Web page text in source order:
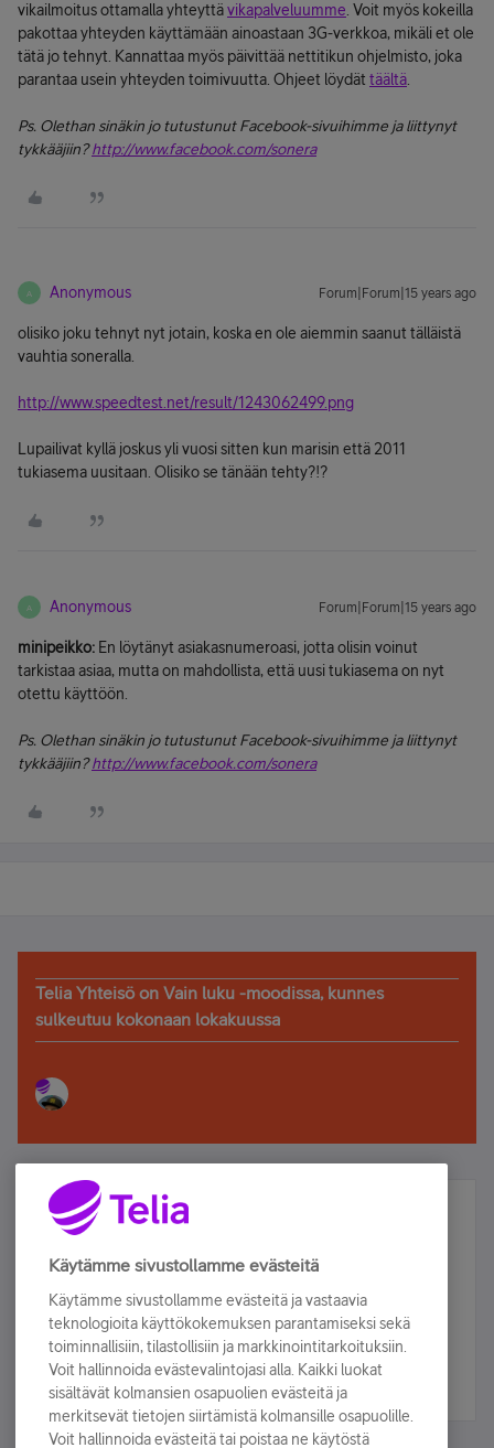
vikailmoitus ottamalla yhteyttävikapalveluumme . Voit myös kokeilla
pakottaa yhteyden käyttämään ainoastaan 3G-verkkoa, mikäli et ole
tätä jo tehnyt. Kannattaa myös päivittää nettitikun ohjelmisto, joka
parantaa usein yhteyden toimivuutta. Ohjeet löydät täältä
Ps. Olethan sinäkin jo tutustunut Facebook-sivuihimme ja liittynyt
tykkääjiin?http://www.facebook.com/sonera
A Anonymous Forum|Forum|15 years ago
olisiko joku tehnyt nyt jotain, koska en ole aiemmin saanut tälläistä
vauhtia soneralla.
http://www.speedtest.net/result/1243062499.png
Lupailivat kyllä joskus yli vuosi sitten kun marisin että 2011
tukiasema uusitaan. Olisiko se tänään tehty?!?
A Anonymous Forum|Forum|15 years ago
minipeikko: En löytänyt asiakasnumeroasi, jotta olisin voinut
tarkistaa asiaa, mutta on mahdollista, että uusi tukiasema on nyt
otettu käyttöön.
Ps. Olethan sinäkin jo tutustunut Facebook-sivuihimme ja liittynyt
tykkääjiin?http://www.facebook.com/sonera
Telia Yhteisö on Vain luku -moodissa, kunnes
sulkeutuu kokonaan lokakuussa
Älä jää paitsi – osallistu ja voita!
Tilaa Telian uutiskirje ja olet mukana arvonnassa.
sähköpostiisi.
Tilaa nyt
Käytämme sivustollamme evästeitä
Käytämme sivustollamme evästeitä ja vastaavia
teknologioita käyttökokemuksen parantamiseksi sekä
toiminnallisiin, tilastollisiin ja markkinointitarkoituksiin.
Voit hallinnoida evästevalintojasi alla. Kaikki luokat
sisältävät kolmansien osapuolien evästeitä ja
merkitsevät tietojen siirtämistä kolmansille osapuolille.
Voit hallinnoida evästeitä tai poistaa ne käytöstä